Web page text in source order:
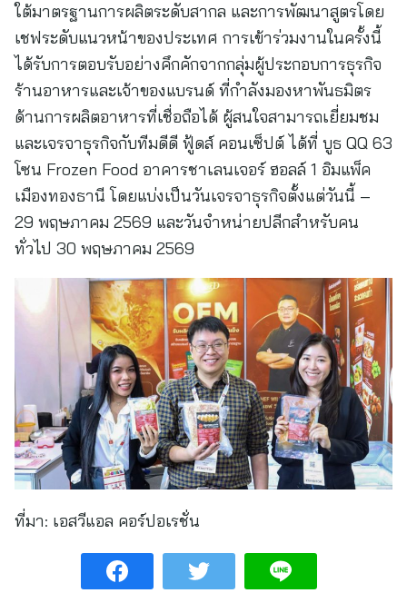
ใต้มาตรฐานการผลิตระดับสากล และการพัฒนาสูตรโดย
เชฟระดับแนวหน้าของประเทศ การเข้าร่วมงานในครั้งนี้
ได้รับการตอบรับอย่างคึกคักจากกลุ่มผู้ประกอบการธุรกิจ
ร้านอาหารและเจ้าของแบรนด์ ที่กำลังมองหาพันธมิตร
ด้านการผลิตอาหารที่เชื่อถือได้ ผู้สนใจสามารถเยี่ยมชม
และเจรจาธุรกิจกับทีมดีดี ฟู้ดส์ คอนเซ็ปต์ ได้ที่ บูธ QQ 63
โซน Frozen Food อาคารชาเลนเจอร์ ฮอลล์ 1 อิมแพ็ค
เมืองทองธานี โดยแบ่งเป็นวันเจรจาธุรกิจตั้งแต่วันนี้ –
29 พฤษภาคม 2569 และวันจำหน่ายปลีกสำหรับคน
ทั่วไป 30 พฤษภาคม 2569
ที่มา: เอสวีแอล คอร์ปอเรชั่น